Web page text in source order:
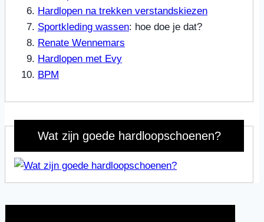
Hardlopen na trekken verstandskiezen
Sportkleding wassen: hoe doe je dat?
Renate Wennemars
Hardlopen met Evy
BPM
Wat zijn goede hardloopschoenen?